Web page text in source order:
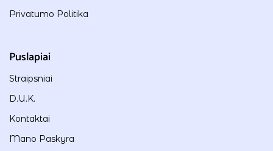
Privatumo Politika
Puslapiai
Straipsniai
D.U.K.
Kontaktai
Mano Paskyra